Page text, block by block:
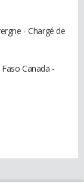
- Chargé de
Canada -